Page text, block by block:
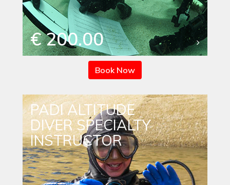
€ 200.00
Book Now
PADI ALTITUDE
DIVER SPECIALTY
INSTRUCTOR